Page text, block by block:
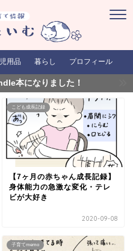
用品 暮らし プロフィール
本になりました！
こども成長記録
【7ヶ月の赤ちゃん成長記録】
身体能力の急激な変化・テレ
ビが大好き
2020-09-08
子育てmemo